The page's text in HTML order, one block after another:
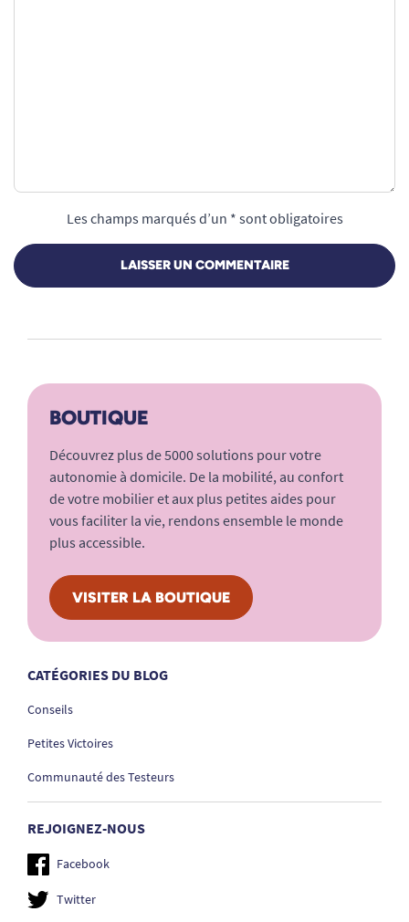
Les champs marqués d’un * sont obligatoires
LAISSER UN COMMENTAIRE
BOUTIQUE
Découvrez plus de 5000 solutions pour votre
autonomie à domicile. De la mobilité, au confort
de votre mobilier et aux plus petites aides pour
vous faciliter la vie, rendons ensemble le monde
plus accessible.
VISITER LA BOUTIQUE
CATÉGORIES DU BLOG
Conseils
Petites Victoires
Communauté des Testeurs
REJOIGNEZ-NOUS
Facebook
Twitter